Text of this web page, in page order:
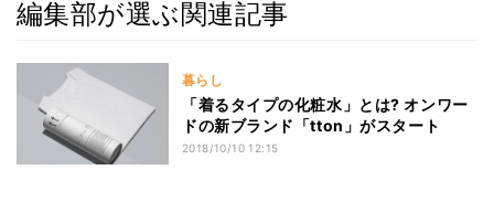
編集部が選ぶ関連記事
暮らし
「着るタイプの化粧水」とは? オンワー
ドの新ブランド「tton」がスタート
2018/10/10 12:15